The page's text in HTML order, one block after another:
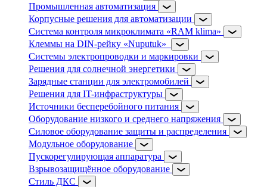
Промышленная автоматизация
Корпусные решения для автоматизации
Система контроля микроклимата «RAM klima»
Клеммы на DIN-рейку «Nuputuk»
Системы электропроводки и маркировки
Решения для солнечной энергетики
Зарядные станции для электромобилей
Решения для IT-инфраструктуры
Источники бесперебойного питания
Оборудование низкого и среднего напряжения
Силовое оборудование защиты и распределения
Модульное оборудование
Пускорегулирующая аппаратура
Взрывозащищённое оборудование
Стиль ДКС